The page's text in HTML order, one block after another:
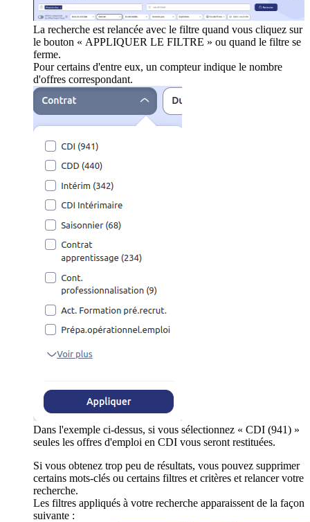
La recherche est relancée avec le filtre quand vous cliquez sur
le bouton « APPLIQUER LE FILTRE » ou quand le filtre se
ferme.
Pour certains d'entre eux, un compteur indique le nombre
d'offres correspondant.
Dans l'exemple ci-dessus, si vous sélectionnez « CDI (941) »
seules les offres d'emploi en CDI vous seront restituées.
Si vous obtenez trop peu de résultats, vous pouvez supprimer
certains mots-clés ou certains filtres et critères et relancer votre
recherche.
Les filtres appliqués à votre recherche apparaissent de la façon
suivante :